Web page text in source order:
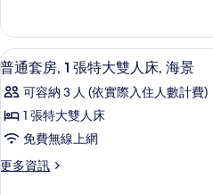
大
雙
人
床
的
所
有
套
房,
1
張
特
大
人
床
的
顯
示
普
通
套
房,
10
普通套房, 1 張特大雙人床, 海景
可容納 3 人 (依實際入住人數計費)
1 張特大雙人床
免費無線上網
更多資訊
更